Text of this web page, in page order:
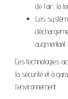
de l’air, la
Les
augmentant
Ces technologies
la sécurité et à
l’environnement.